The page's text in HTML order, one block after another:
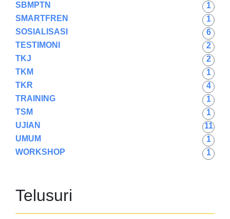
SBMPTN
1
SMARTFREN
1
SOSIALISASI
6
TESTIMONI
2
TKJ
2
TKM
1
TKR
4
TRAINING
1
TSM
1
UJIAN
11
UMUM
1
WORKSHOP
1
Telusuri